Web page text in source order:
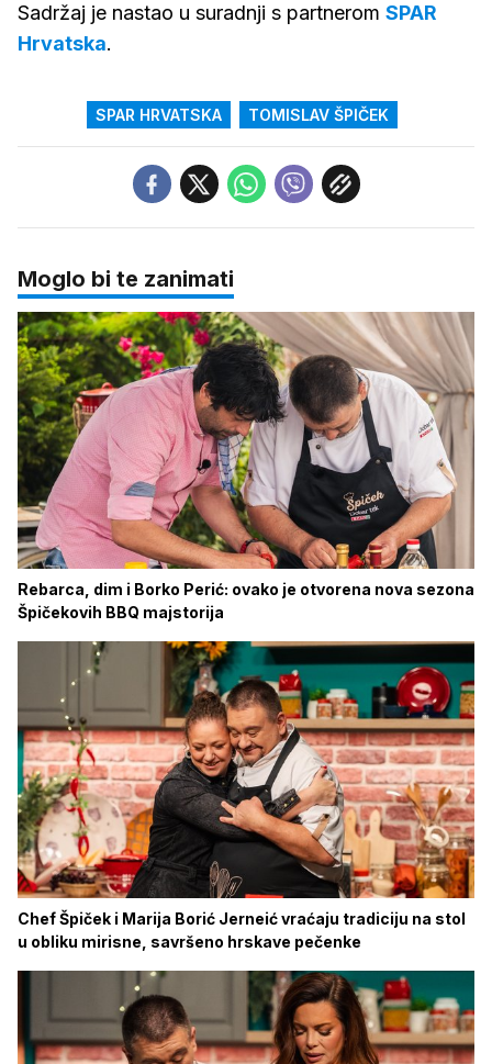
Sadržaj je nastao u suradnji s partnerom SPAR
Hrvatska.
SPAR HRVATSKA TOMISLAV ŠPIČEK
Moglo bi te zanimati
Rebarca, dim i Borko Perić: ovako je otvorena nova sezona
Špičekovih BBQ majstorija
Chef Špiček i Marija Borić Jerneić vraćaju tradiciju na stol
u obliku mirisne, savršeno hrskave pečenke